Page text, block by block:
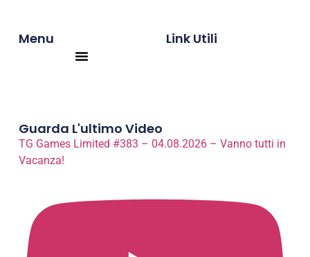
Menu Link Utili
Guarda L'ultimo Video
TG Games Limited #383 – 04.08.2026 – Vanno tutti in
Vacanza!